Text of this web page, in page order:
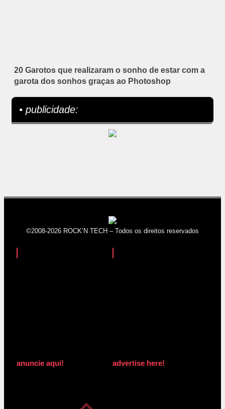
20 Garotos que realizaram o sonho de estar com a
garota dos sonhos graças ao Photoshop
• publicidade:
©2008-2026 ROCK’N TECH – Todos os direitos reservados
anuncie aqui! advertise here!